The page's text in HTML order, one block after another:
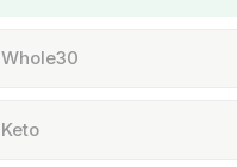
Whole30
Keto